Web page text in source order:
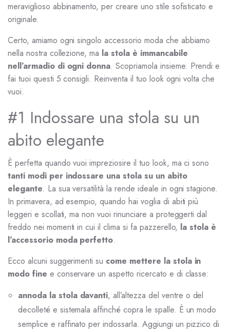
meraviglioso abbinamento, per creare uno stile sofisticato e
originale.
Certo, amiamo ogni singolo accessorio moda che abbiamo
nella nostra collezione, ma la stola è immancabile
nell’armadio di ogni donna. Scopriamola insieme. Prendi e
fai tuoi questi 5 consigli. Reinventa il tuo look ogni volta che
vuoi.
#1 Indossare una stola su un
abito elegante
È perfetta quando vuoi impreziosire il tuo look, ma ci sono
tanti modi per indossare una stola su un abito
elegante. La sua versatilità la rende ideale in ogni stagione.
In primavera, ad esempio, quando hai voglia di abiti più
leggeri e scollati, ma non vuoi rinunciare a proteggerti dal
freddo nei momenti in cui il clima si fa pazzerello, la stola è
l’accessorio moda perfetto.
Ecco alcuni suggerimenti su come mettere la stola in
modo fine e conservare un aspetto ricercato e di classe:
annoda la stola davanti, all’altezza del ventre o del
decolleté e sistemala affinché copra le spalle. È un modo
semplice e raffinato per indossarla. Aggiungi un pizzico di